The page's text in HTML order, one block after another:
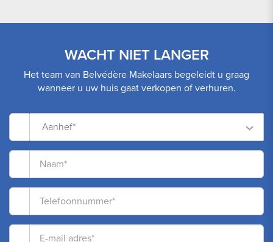
WACHT NIET LANGER
Het team van Belvédère Makelaars begeleidt u graag
wanneer u uw huis gaat verkopen of verhuren.
Aanhef*